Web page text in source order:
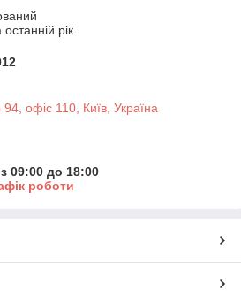
рік
офіс 110, Київ, Україна
09:00 до 18:00
роботи